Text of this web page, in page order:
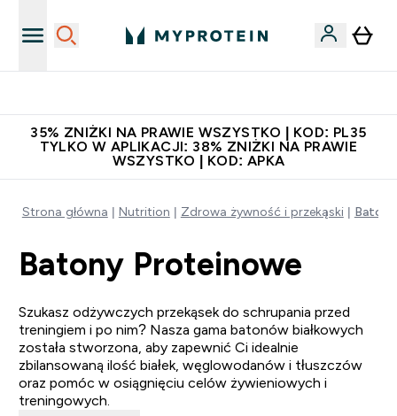
35% ZNIŻKI NA PRAWIE WSZYSTKO | KOD: PL35
TYLKO W APLIKACJI: 38% ZNIŻKI NA PRAWIE
WSZYSTKO | KOD: APKA
Strona główna Nutrition Zdrowa żywność i przekąski
Batony Proteinowe
Szukasz odżywczych przekąsek do schrupania przed
treningiem i po nim? Nasza gama batonów białkowych
została stworzona, aby zapewnić Ci idealnie
zbilansowaną ilość białek, węglowodanów i tłuszczów
oraz pomóc w osiągnięciu celów żywieniowych i
treningowych.